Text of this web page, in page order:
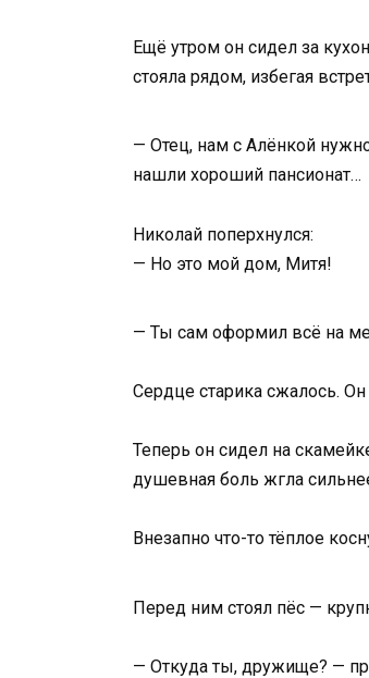
Ещё утром он сидел за
стояла рядом, избегая
— Отец, нам с Алёнкой
нашли хороший пансионат…
Николай поперхнулся:
— Но это мой дом, Митя!
— Ты сам оформил всё на
Сердце старика сжалось.
Теперь он сидел на
душевная боль жгла
Внезапно что-то тёплое
Перед ним стоял пёс —
— Откуда ты, дружище? —